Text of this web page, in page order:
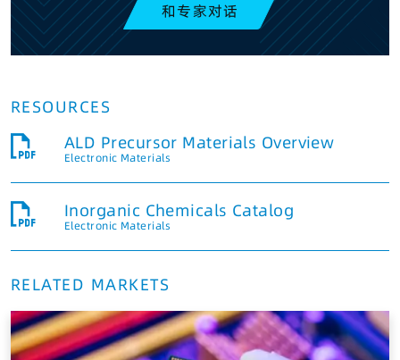
和专家对话
RESOURCES
ALD Precursor Materials Overview
Electronic Materials
Inorganic Chemicals Catalog
Electronic Materials
RELATED MARKETS